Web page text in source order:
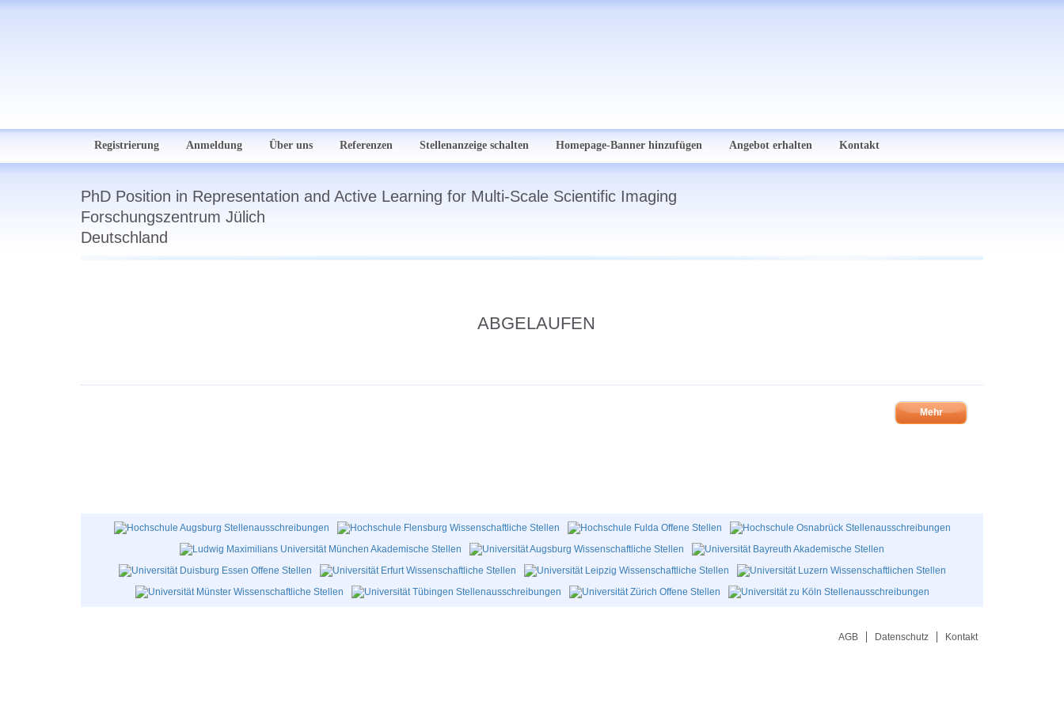
Registrierung Anmeldung Über uns Referenzen Stellenanzeige schalten Homepage-Banner hinzufügen Angebot erhalten Kontakt
PhD Position in Representation and Active Learning for Multi-Scale Scientific Imaging
Forschungszentrum Jülich
Deutschland
ABGELAUFEN
Mehr
AGB Datenschutz Kontakt